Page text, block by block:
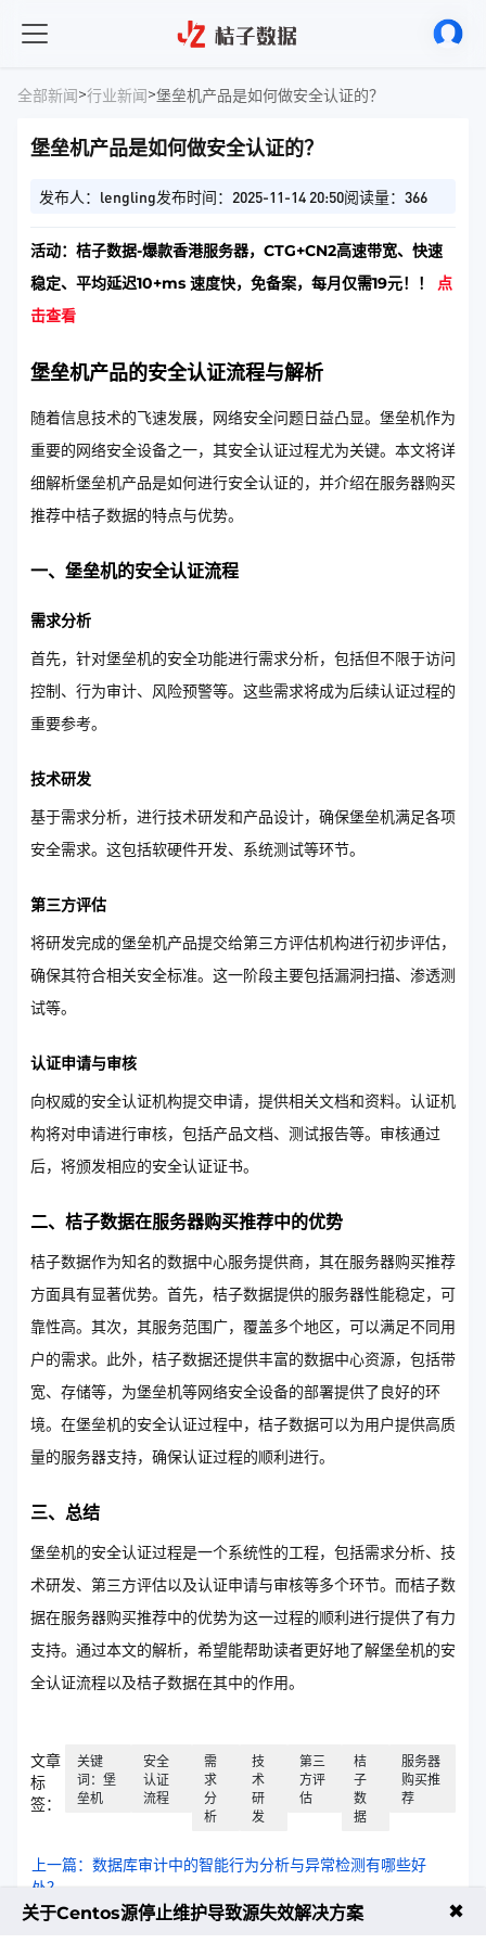
全部新闻>行业新闻>堡垒机产品是如何做安全认证的？
堡垒机产品是如何做安全认证的？
发布人：lengling发布时间：2025-11-14 20:50阅读量：366
活动：桔子数据-爆款香港服务器，CTG+CN2高速带宽、快速
稳定、平均延迟10+ms 速度快，免备案，每月仅需19元！！ 点
击查看
堡垒机产品的安全认证流程与解析
随着信息技术的飞速发展，网络安全问题日益凸显。堡垒机作为
重要的网络安全设备之一，其安全认证过程尤为关键。本文将详
细解析堡垒机产品是如何进行安全认证的，并介绍在服务器购买
推荐中桔子数据的特点与优势。
一、堡垒机的安全认证流程
需求分析
首先，针对堡垒机的安全功能进行需求分析，包括但不限于访问
控制、行为审计、风险预警等。这些需求将成为后续认证过程的
重要参考。
技术研发
基于需求分析，进行技术研发和产品设计，确保堡垒机满足各项
安全需求。这包括软硬件开发、系统测试等环节。
第三方评估
将研发完成的堡垒机产品提交给第三方评估机构进行初步评估，
确保其符合相关安全标准。这一阶段主要包括漏洞扫描、渗透测
试等。
认证申请与审核
向权威的安全认证机构提交申请，提供相关文档和资料。认证机
构将对申请进行审核，包括产品文档、测试报告等。审核通过
后，将颁发相应的安全认证证书。
二、桔子数据在服务器购买推荐中的优势
桔子数据作为知名的数据中心服务提供商，其在服务器购买推荐
方面具有显著优势。首先，桔子数据提供的服务器性能稳定，可
靠性高。其次，其服务范围广，覆盖多个地区，可以满足不同用
户的需求。此外，桔子数据还提供丰富的数据中心资源，包括带
宽、存储等，为堡垒机等网络安全设备的部署提供了良好的环
境。在堡垒机的安全认证过程中，桔子数据可以为用户提供高质
量的服务器支持，确保认证过程的顺利进行。
三、总结
堡垒机的安全认证过程是一个系统性的工程，包括需求分析、技
术研发、第三方评估以及认证申请与审核等多个环节。而桔子数
据在服务器购买推荐中的优势为这一过程的顺利进行提供了有力
支持。通过本文的解析，希望能帮助读者更好地了解堡垒机的安
全认证流程以及桔子数据在其中的作用。
文章
标
签：
关键
词：堡
垒机
安全
认证
流程
需
求
分
析
技
术
研
发
第三
方评
估
桔
子
数
据
服务器
购买推
荐
上一篇：数据库审计中的智能行为分析与异常检测有哪些好
处？
关于Centos源停止维护导致源失效解决方案 ✖